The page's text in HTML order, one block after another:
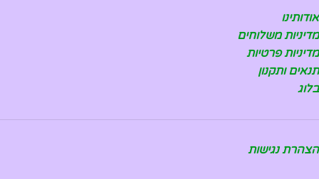
אודותינו
מדיניות משלוחים
מדיניות פרטיות
תנאים ותקנון
בלוג
הצהרת נגישות